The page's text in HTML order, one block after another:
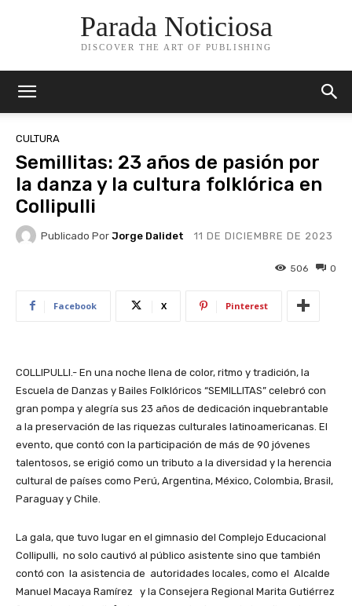
Parada Noticiosa
DISCOVER THE ART OF PUBLISHING
CULTURA
Semillitas: 23 años de pasión por
la danza y la cultura folklórica en
Collipulli
Publicado Por Jorge Dalidet 11 DE DICIEMBRE DE 2023
0
506
Facebook X Pinterest
COLLIPULLI.- En una noche llena de color, ritmo y tradición, la
Escuela de Danzas y Bailes Folklóricos “SEMILLITAS” celebró con
gran pompa y alegría sus 23 años de dedicación inquebrantable
a la preservación de las riquezas culturales latinoamericanas. El
evento, que contó con la participación de más de 90 jóvenes
talentosos, se erigió como un tributo a la diversidad y la herencia
cultural de países como Perú, Argentina, México, Colombia, Brasil,
Paraguay y Chile.
La gala, que tuvo lugar en el gimnasio del Complejo Educacional
Collipulli, no solo cautivó al público asistente sino que también
contó con la asistencia de autoridades locales, como el Alcalde
Manuel Macaya Ramírez y la Consejera Regional Marita Gutiérrez